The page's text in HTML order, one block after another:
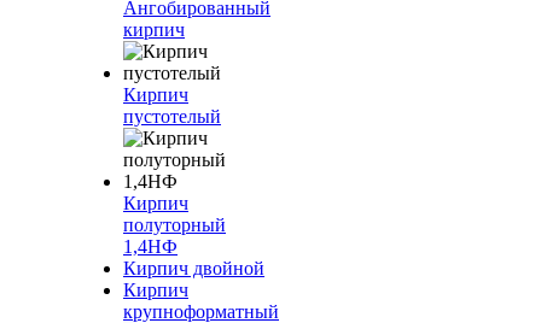
Ангобированный
кирпич
Кирпич
пустотелый
Кирпич
полуторный
1,4НФ
Кирпич двойной
Кирпич
крупноформатный